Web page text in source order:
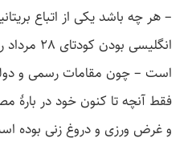
– هر چه باشد یکی از اتباع
انگلیسی
است – چون مقامات رسمی و
فقط آنچه تا کنون خود در بارۀ
و غرض ­ورزی و دروغ­ زنی بوده